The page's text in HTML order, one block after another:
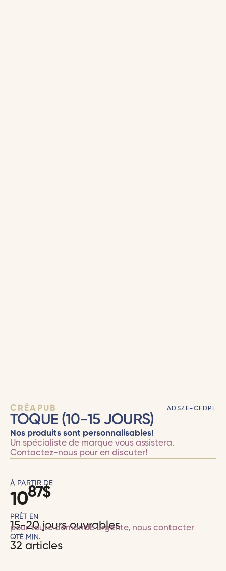
CRÉAPUB ADSZE-CFDPL
TOQUE (10-15 JOURS)
Nos produits sont personnalisables!
Un spécialiste de marque vous assistera.
Contactez-nouspour en discuter!
À PARTIR DE
1087$
PRÊT EN
15-20 jours ouvrables
pour toute demande urgente, nous contacter
QTÉ MIN.
32 articles